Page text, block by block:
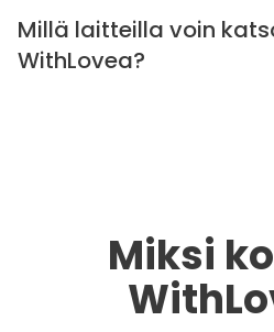
Millä laitteilla voin
WithLovea?
Miksi